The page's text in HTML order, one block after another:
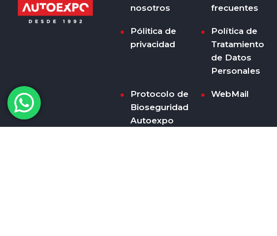
nosotros
frecuentes
Pólitica de
privacidad
Política de
Tratamiento
de Datos
Personales
Protocolo de
Bioseguridad
Autoexpo
WebMail